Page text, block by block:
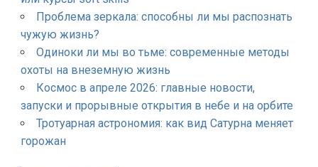
Проблема зеркала: способны ли мы распознать
чужую жизнь?
Одиноки ли мы во тьме: современные методы
охоты на внеземную жизнь
Космос в апреле 2026: главные новости,
запуски и прорывные открытия в небе и на орбите
Тротуарная астрономия: как вид Сатурна меняет
горожан